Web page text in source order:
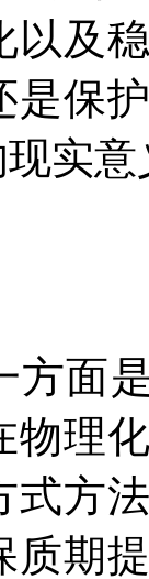
以及
是保
实意
方面
物理
式方
质期